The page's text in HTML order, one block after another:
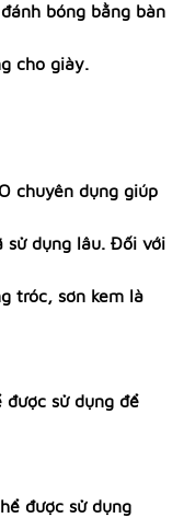
bóng bằng bàn
cho giày.
chuyên dụng giúp
sử dụng lâu. Đối với
tróc, sơn kem là
được sử dụng để
được sử dụng